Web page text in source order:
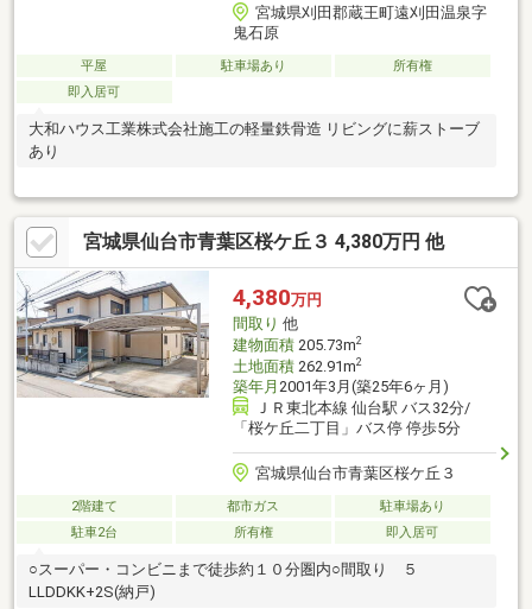
宮城県刈田郡蔵王町遠刈田温泉字
鬼石原
平屋 駐車場あり
所有権
即入居可
大和ハウス工業株式会社施工の軽量鉄骨造 リビングに薪ストーブ
あり
宮城県仙台市青葉区桜ケ丘３ 4,380万円 他
4,380万円
間取り 他
建物面積205.73m2
土地面積262.91m2
築年月 2001年3月(築25年6ヶ月)
ＪＲ東北本線 仙台駅 バス32分/
「桜ケ丘二丁目」バス停 停歩5分
宮城県仙台市青葉区桜ケ丘３
2階建て 都市ガス
駐車場あり
駐車2台
所有権 即入居可
○スーパー・コンビニまで徒歩約１０分圏内○間取り ５
LLDDKK+2S(納戸)